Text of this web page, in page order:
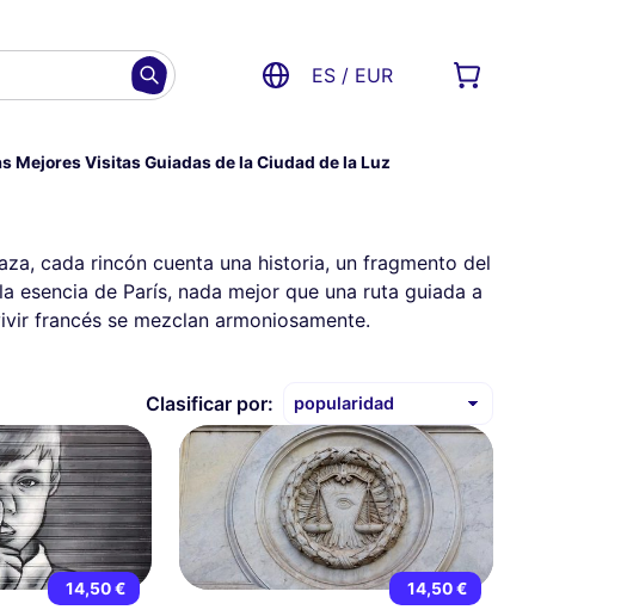
ES / EUR
Mejores Visitas Guiadas de la Ciudad de la Luz
cada rincón cuenta una historia, un fragmento del
de París, nada mejor que una ruta guiada a
francés se mezclan armoniosamente.
Clasificar por:
14,50 € 14,50 €